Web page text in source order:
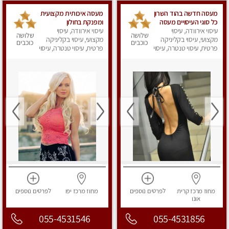
מעסה חדשה בהוד השרון
כל סוגי העיסויים מעסה
מקצועית ואיכותית פרטי
עיסוי אירוודה, עיסוי
מקצועי, עיסוי בקליניקה
פרטית, עיסוי טנטרה, עיסוי
שלושה
כוכבים
מחוז מרכזקרית
אונו
לפרטים נוספים
055-4531856
מעסה איכותית מקצועית
ומפנקת בחולון
עיסוי אירוודה, עיסוי
מקצועי, עיסוי בקליניקה
פרטית, עיסוי טנטרה, עיסוי
שלושה
כוכבים
מחוז מרכז יפו לפרטים נוספים
055-4531546